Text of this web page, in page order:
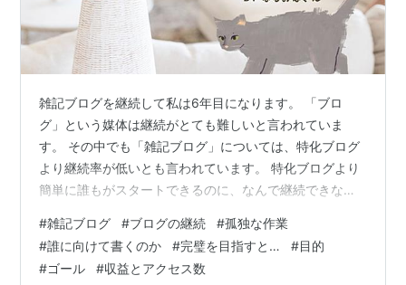
雑記ブログを継続して私は6年目になります。 「ブロ
グ」という媒体は継続がとても難しいと言われていま
す。 その中でも「雑記ブログ」については、特化ブログ
より継続率が低いとも言われています。 特化ブログより
簡単に誰もがスタートできるのに、なんで継続できない
す。 目的が明確でない上、ゴールは自分で決めないとい
けない 完璧を求めがちだが、自分でハードルを高くして
しまっている アクセス数の伸びが悪く、誰に向けて書い
#雑記ブログ #ブログの継続 #孤独な作業
#誰に向けて書くのか #完璧を目指すと… #目的
#ゴール #収益とアクセス数